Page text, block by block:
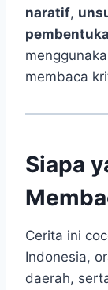
naratif,
membaca
Siapa
Cerita ini
Indonesia,
daerah,